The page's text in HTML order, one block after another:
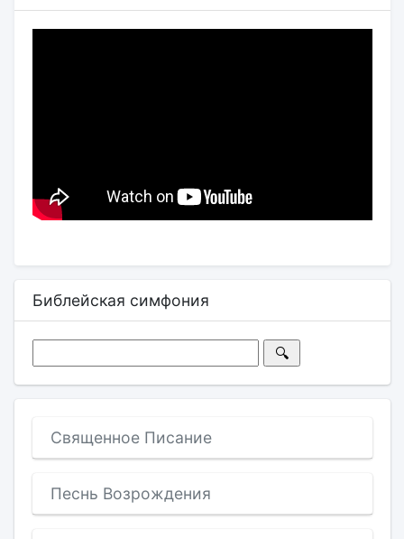
Библейская симфония
Священное Писание
Песнь Возрождения